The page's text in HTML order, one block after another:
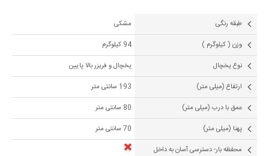
طبقه رنگی
مشکی
وزن ( کیلوگرم )
94 کیلوگرم
نوع یخچال
یخچال و فریزر بالا پایین
ارتفاع (میلی متر)
193 سانتی متر
عمق با درب (میلی متر)
80 سانتی متر
پهنا (میلی متر)
70 سانتی متر
محفظه بار- دسترسی آسان به داخل